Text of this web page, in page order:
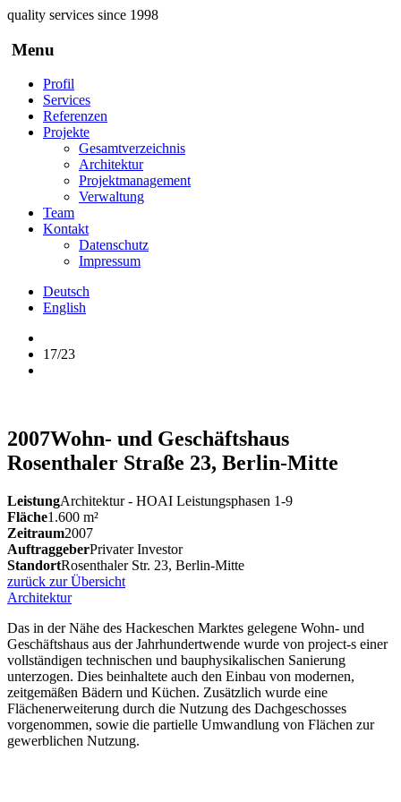
Direkt zum Inhalt
quality services since 1998
Menu
Profil
Services
Referenzen
Projekte
Gesamtverzeichnis
Architektur
Projektmanagement
Verwaltung
Team
Kontakt
Datenschutz
Impressum
Deutsch
English
17/23
2007Wohn- und Geschäftshaus
Rosenthaler Straße 23, Berlin-Mitte
LeistungArchitektur - HOAI Leistungsphasen 1-9
Fläche1.600 m²
Zeitraum2007
AuftraggeberPrivater Investor
StandortRosenthaler Str. 23, Berlin-Mitte
zurück zur Übersicht
Architektur
Das in der Nähe des Hackeschen Marktes gelegene Wohn- und
Geschäftshaus aus der Jahrhundertwende wurde von project-s einer
vollständigen technischen und bauphysikalischen Sanierung
unterzogen. Dies beinhaltete auch den Einbau von modernen,
zeitgemäßen Bädern und Küchen. Zusätzlich wurde eine
Flächenerweiterung durch die Nutzung des Dachgeschosses
vorgenommen, sowie die partielle Umwandlung von Flächen zur
gewerblichen Nutzung.